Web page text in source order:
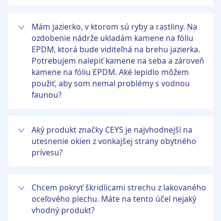
Mám jazierko, v ktorom sú ryby a rastliny. Na
ozdobenie nádrže ukladám kamene na fóliu
EPDM, ktorá bude viditeľná na brehu jazierka.
Potrebujem nalepiť kamene na seba a zároveň
kamene na fóliu EPDM. Aké lepidlo môžem
použiť, aby som nemal problémy s vodnou
faunou?
Aký produkt značky CEYS je najvhodnejší na
utesnenie okien z vonkajšej strany obytného
prívesu?
Chcem pokryť škridlicami strechu z lakovaného
oceľového plechu. Máte na tento účel nejaký
vhodný produkt?